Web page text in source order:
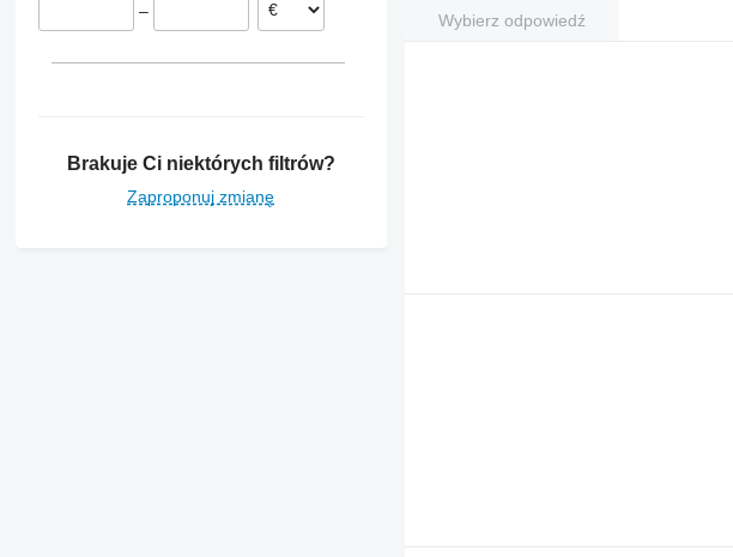
Wielka Brytania
–
Brakuje Ci niektórych filtrów?
Zaproponuj zmianę
Wybierz odpowiedź